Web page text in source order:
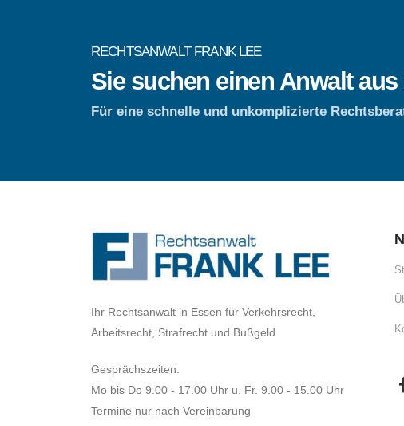
RECHTSANWALT FRANK LEE
Sie suchen einen Anwalt
Für eine schnelle und unkomplizierte
Ihr Rechtsanwalt in Essen für Verkehrsrecht,
Arbeitsrecht, Strafrecht und Bußgeld
Gesprächszeiten:
Mo bis Do 9.00 - 17.00 Uhr u. Fr. 9.00 - 15.00 Uhr
Termine nur nach Vereinbarung